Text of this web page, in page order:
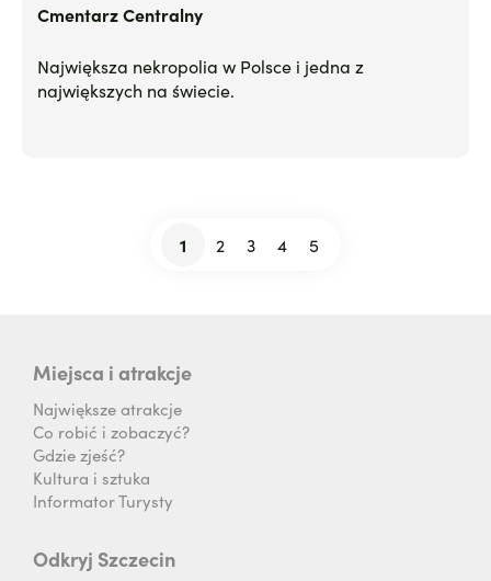
Cmentarz Centralny
Największa nekropolia w Polsce i jedna z
największych na świecie.
Stronicowanie
Bieżąca
1 Strona
2 Strona
3 Strona
4 Strona
5
Miejsca i atrakcje
Największe atrakcje
Co robić i zobaczyć?
Gdzie zjeść?
Kultura i sztuka
Informator Turysty
Odkryj Szczecin